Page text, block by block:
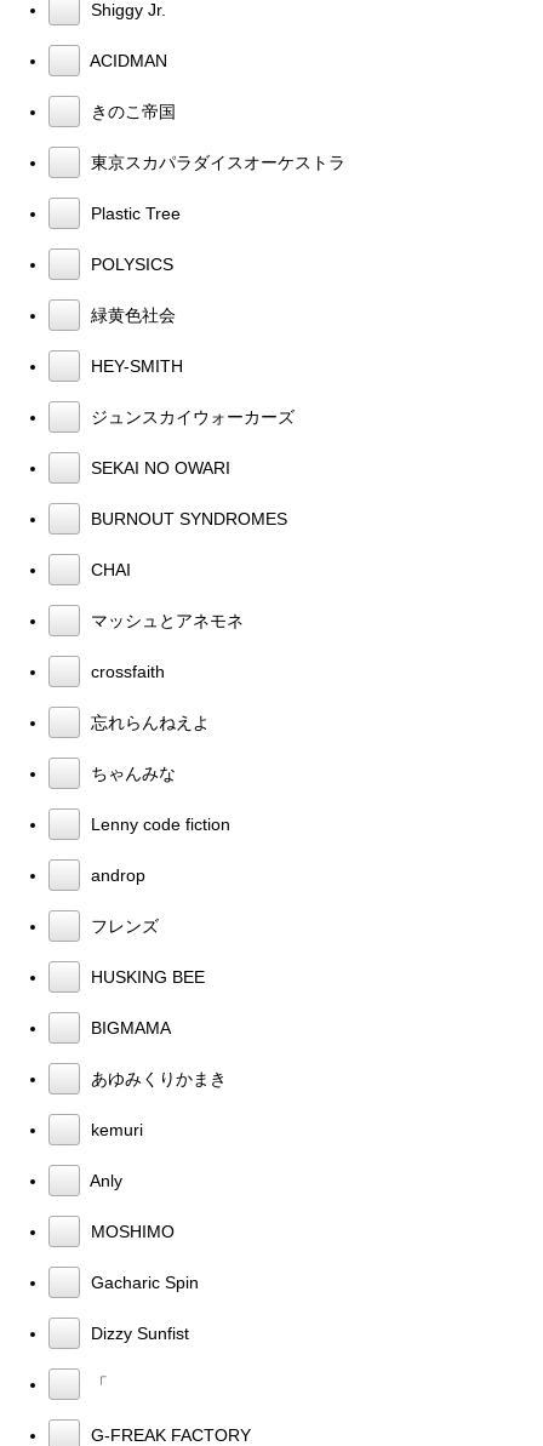
Shiggy Jr.
ACIDMAN
きのこ帝国
東京スカパラダイスオーケストラ
Plastic Tree
POLYSICS
緑黄色社会
HEY-SMITH
ジュンスカイウォーカーズ
SEKAI NO OWARI
BURNOUT SYNDROMES
CHAI
マッシュとアネモネ
crossfaith
忘れらんねえよ
ちゃんみな
Lenny code fiction
androp
フレンズ
HUSKING BEE
BIGMAMA
あゆみくりかまき
kemuri
Anly
MOSHIMO
Gacharic Spin
Dizzy Sunfist
「
G-FREAK FACTORY